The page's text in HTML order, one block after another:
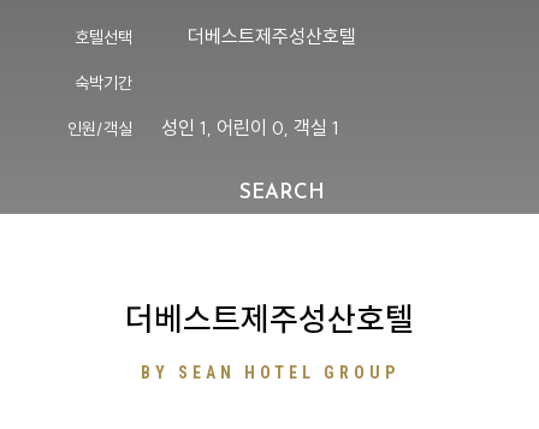
호텔선택 더베스트제주성산호텔
숙박기간
인원/객실 성인 1, 어린이 0, 객실 1
SEARCH
더베스트제주성산호텔
BY SEAN HOTEL GROUP